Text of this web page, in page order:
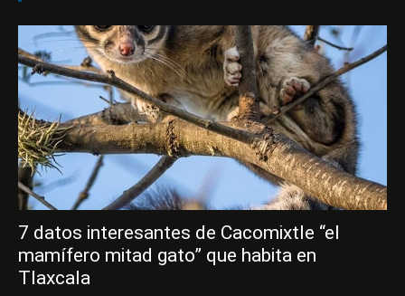
7 datos interesantes de Cacomixtle “el
mamífero mitad gato” que habita en
Tlaxcala